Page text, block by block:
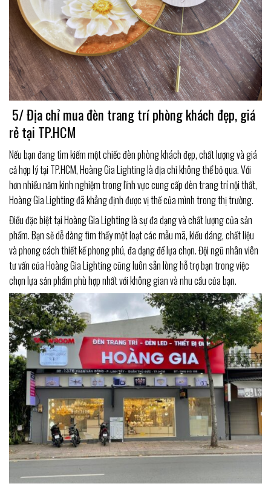
5/ Địa chỉ mua đèn trang trí phòng khách đẹp, giá
rẻ tại TP.HCM
Nếu bạn đang tìm kiếm một chiếc đèn phòng khách đẹp, chất lượng và giá
cả hợp lý tại TP.HCM, Hoàng Gia Lighting là địa chỉ không thể bỏ qua. Với
hơn nhiều năm kinh nghiệm trong lĩnh vực cung cấp đèn trang trí nội thất,
Hoàng Gia Lighting đã khẳng định được vị thế của mình trong thị trường.
Điều đặc biệt tại Hoàng Gia Lighting là sự đa dạng và chất lượng của sản
phẩm. Bạn sẽ dễ dàng tìm thấy một loạt các mẫu mã, kiểu dáng, chất liệu
và phong cách thiết kế phong phú, đa dạng để lựa chọn. Đội ngũ nhân viên
tư vấn của Hoàng Gia Lighting cũng luôn sẵn lòng hỗ trợ bạn trong việc
chọn lựa sản phẩm phù hợp nhất với không gian và nhu cầu của bạn.